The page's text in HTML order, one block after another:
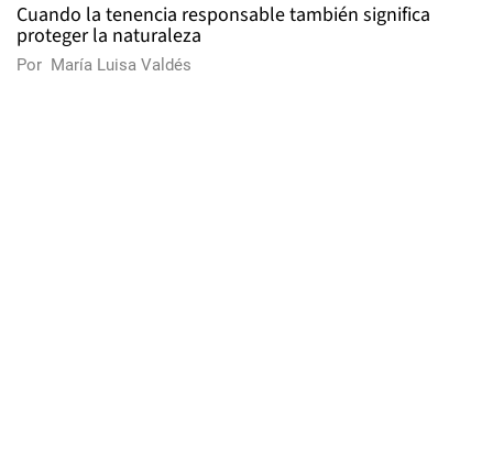
Cuando la tenencia responsable también significa
proteger la naturaleza
Por María Luisa Valdés